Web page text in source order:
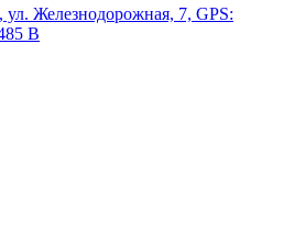
Железнодорожная, 7, GPS:
В